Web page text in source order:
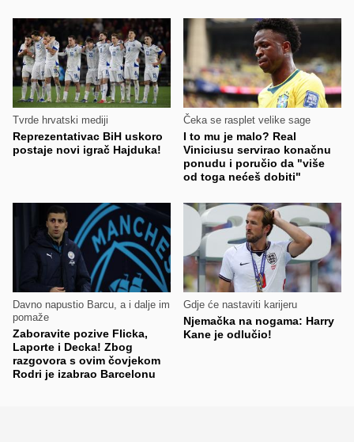
Tvrde hrvatski mediji
Reprezentativac BiH uskoro
postaje novi igrač Hajduka!
Čeka se rasplet velike sage
I to mu je malo? Real
Viniciusu servirao konačnu
ponudu i poručio da "više
od toga nećeš dobiti"
Davno napustio Barcu, a i dalje im
pomaže
Zaboravite pozive Flicka,
Laporte i Decka! Zbog
razgovora s ovim čovjekom
Rodri je izabrao Barcelonu
Gdje će nastaviti karijeru
Njemačka na nogama: Harry
Kane je odlučio!